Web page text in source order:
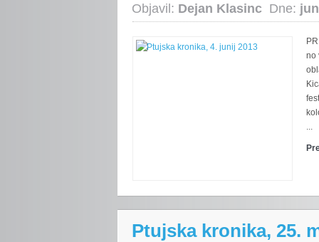
Objavil: Dejan Klasinc Dne:
no
Ptujska kronika, 25.